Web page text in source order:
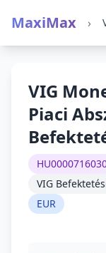
MaxiMax ›
VIG
Piaci
VIG
EUR